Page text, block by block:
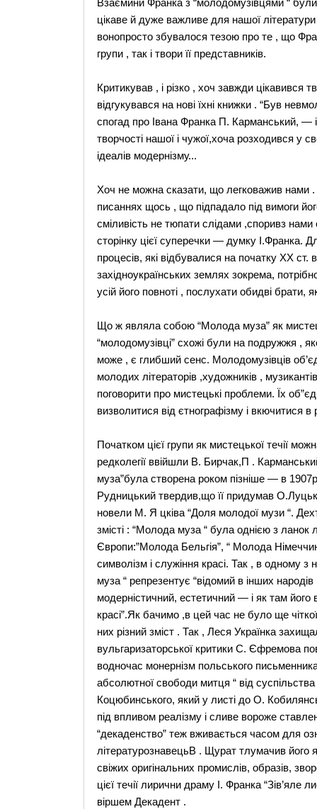
Взаємини Франка з “молодомузівцями “
цікаве й дуже важливе для нашої
вонопросто збувалося тезою про те , що
групи , так і твори її представників.
Критикував , і різко , хоч завжди цікавився
відгукувався на нові їхні книжки . “Був
спогад про Івана Франка П. Карманський, —
творчості нашої і чужої,хоча розходився у
ідеалів модернізму...
Хоч не можна сказати, що легковажив нами
писаннях щось , що підпадало під вимоги
сміливість не тюпати слідами ,споривз
сторінку цієї суперечки — думку І.Франка.
процесів, які відбувалися на початку ХХ ст. в
західноукраїнських землях зокрема,
усій його повноті , послухати обидві брати,
Що ж являла собою “Молода муза” як
“молодомузівці” схожі були на подружжя ,
може , є глибший сенс. Молодомузівців
молодих літераторів ,художників ,
поговорити про мистецькі проблеми. Їх
визволитися від єтнографізму і вкючитися
Початком цієї групи як мистецької течії
редколегії ввійшли В. Бирчак,П .
муза”була створена роком пізніше — в
Рудницький твердив,що її придумав
новели М. Я цківа “Доля молодої музи “.
змісті : “Молода муза “ була однією з ланок
Європи:”Молода Бельгія”, “ Молода
символізм і служіння красі. Так , в одному
муза “ репрезентує “відомий в інших
модерністичний, естетичний — і як там
красі”.Як бачимо ,в цей час не було ще
них різний зміст . Так , Леся Українка
вульгаризаторської критики С. Єфремова
водночас монернізм польського
абсолютної свободи митця “ від
Коцюбинського, який у листі до О.
під впливом реалізму і сливе вороже
“декаденство” теж вживається часом для
літературознавецьВ . Щурат тлумачив його
свіжих оригінальних промислів, образів,
цієї течії лирични драму І. Франка “Зів’яле
віршем Декадент .